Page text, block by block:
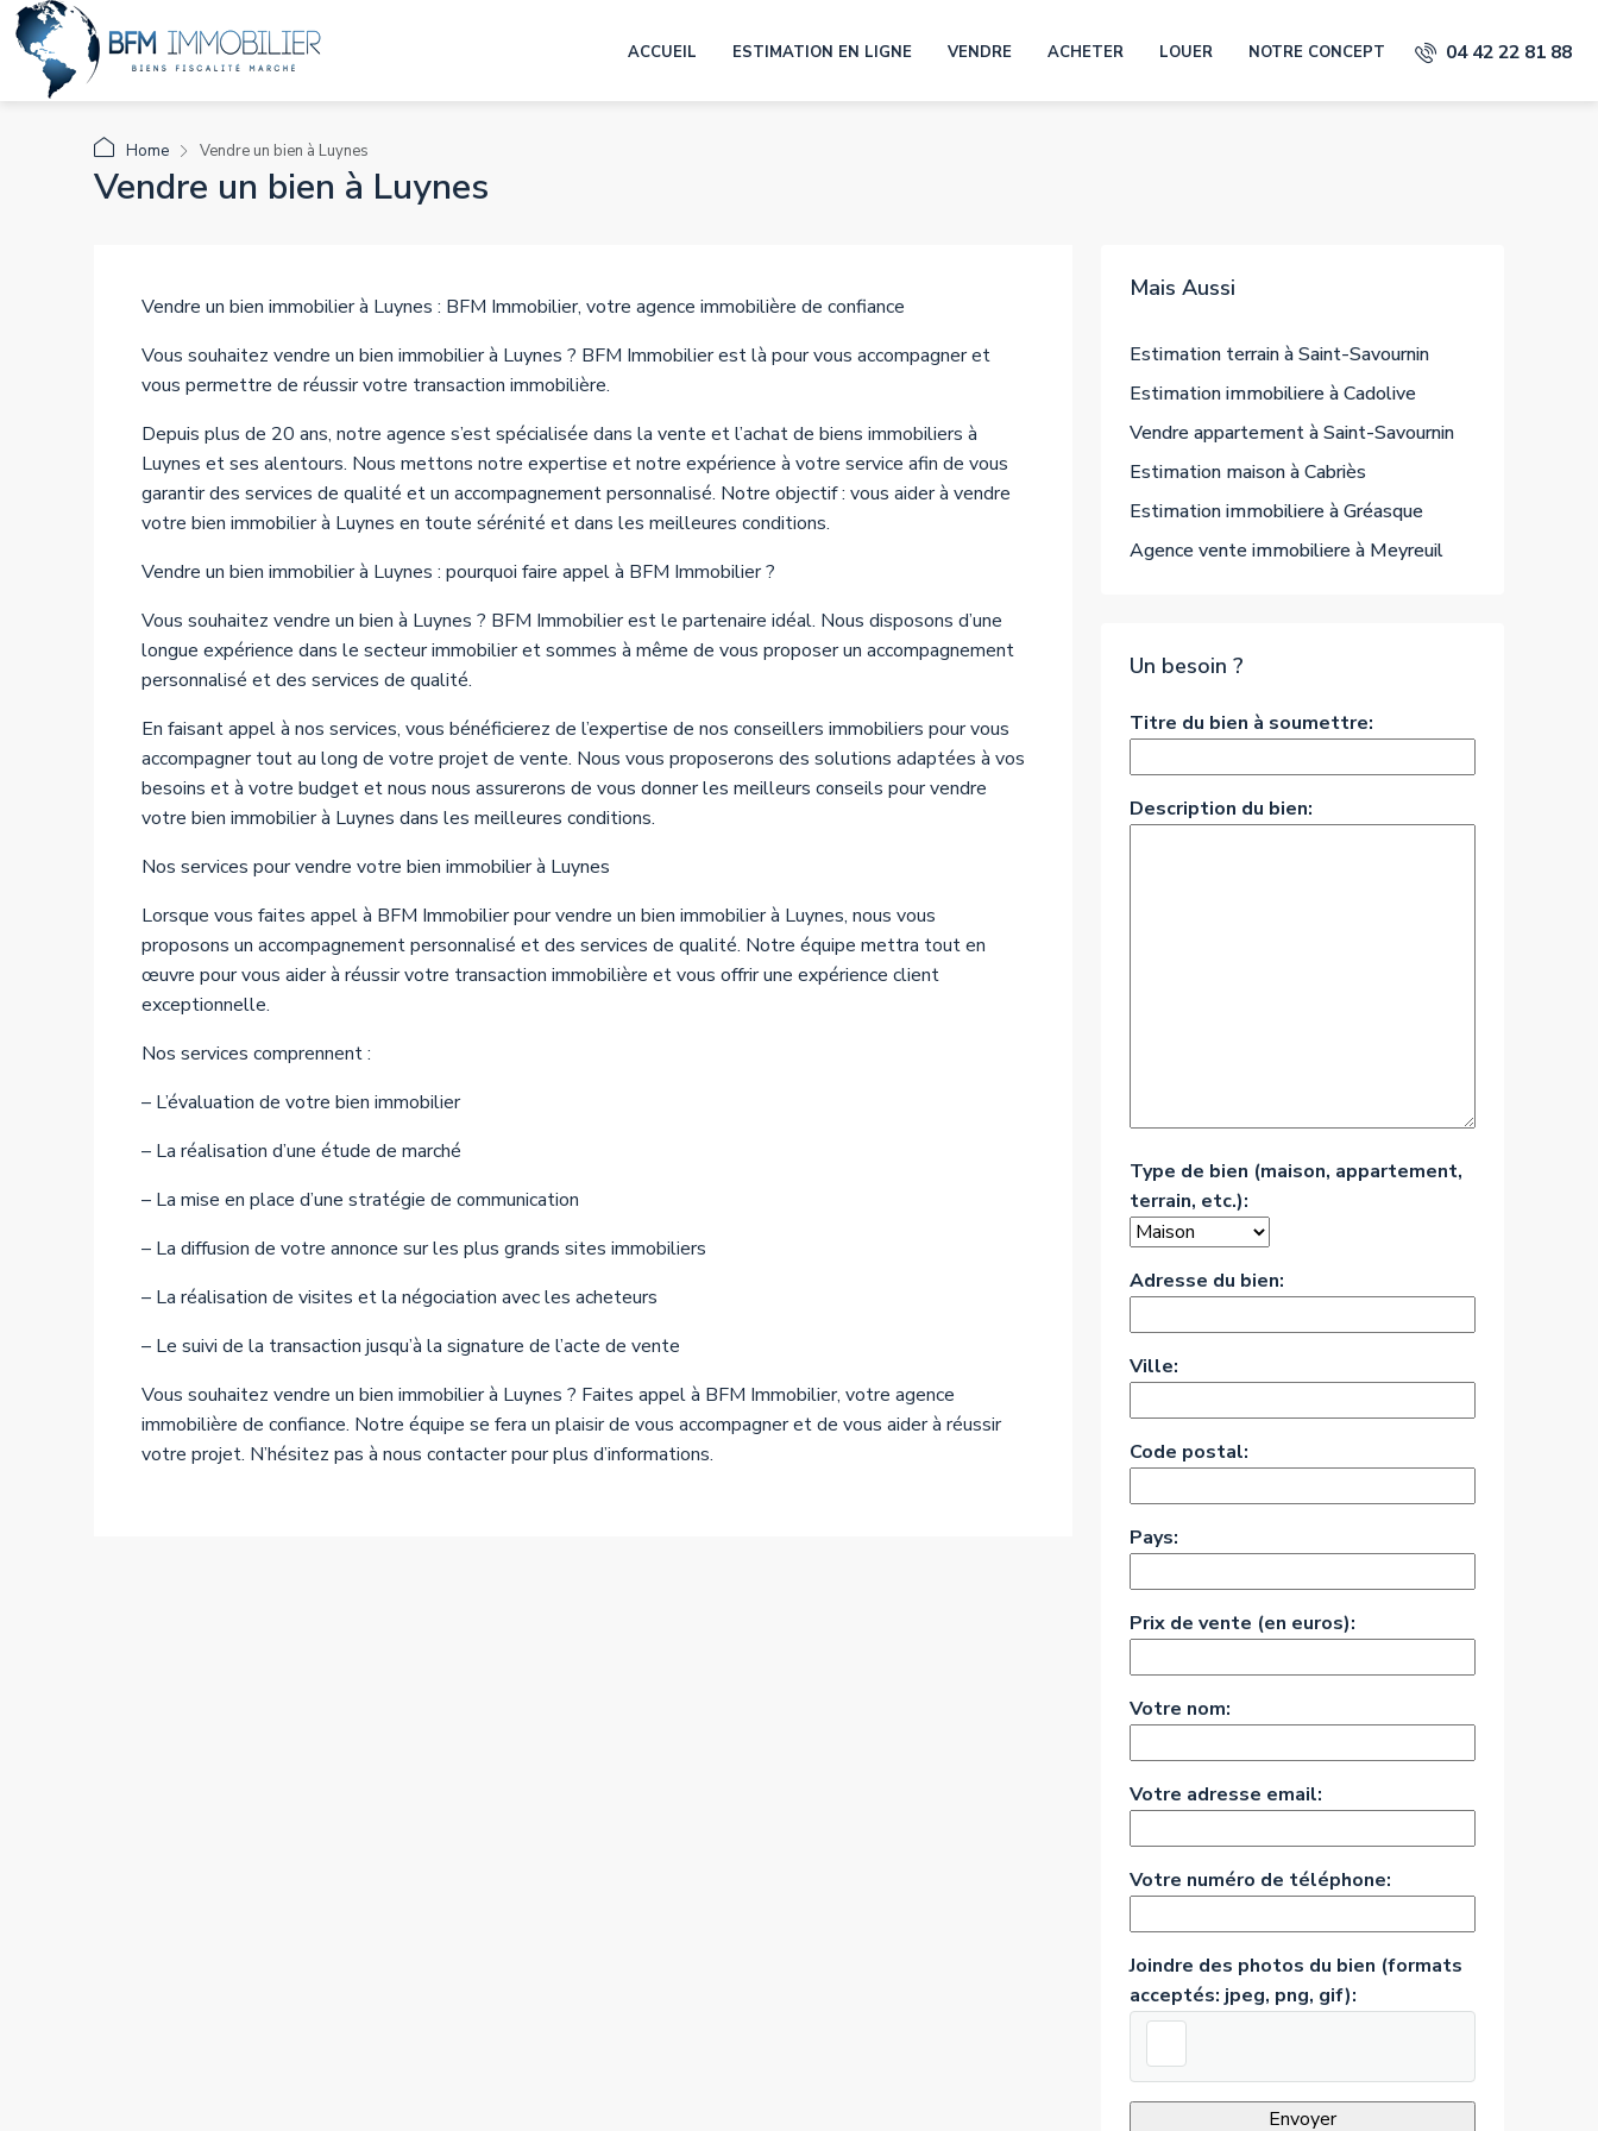
ACCUEIL ESTIMATION EN LIGNE VENDRE ACHETER LOUER NOTRE CONCEPT 04 42 22 81 88
Home Vendre un bien à Luynes
Vendre un bien à Luynes
Vendre un bien immobilier à Luynes : BFM Immobilier, votre agence immobilière de confiance
Vous souhaitez vendre un bien immobilier à Luynes ? BFM Immobilier est là pour vous accompagner et
vous permettre de réussir votre transaction immobilière.
Depuis plus de 20 ans, notre agence s’est spécialisée dans la vente et l’achat de biens immobiliers à
Luynes et ses alentours. Nous mettons notre expertise et notre expérience à votre service afin de vous
garantir des services de qualité et un accompagnement personnalisé. Notre objectif : vous aider à vendre
votre bien immobilier à Luynes en toute sérénité et dans les meilleures conditions.
Vendre un bien immobilier à Luynes : pourquoi faire appel à BFM Immobilier ?
Vous souhaitez vendre un bien à Luynes ? BFM Immobilier est le partenaire idéal. Nous disposons d’une
longue expérience dans le secteur immobilier et sommes à même de vous proposer un accompagnement
personnalisé et des services de qualité.
En faisant appel à nos services, vous bénéficierez de l’expertise de nos conseillers immobiliers pour vous
accompagner tout au long de votre projet de vente. Nous vous proposerons des solutions adaptées à vos
besoins et à votre budget et nous nous assurerons de vous donner les meilleurs conseils pour vendre
votre bien immobilier à Luynes dans les meilleures conditions.
Nos services pour vendre votre bien immobilier à Luynes
Lorsque vous faites appel à BFM Immobilier pour vendre un bien immobilier à Luynes, nous vous
proposons un accompagnement personnalisé et des services de qualité. Notre équipe mettra tout en
œuvre pour vous aider à réussir votre transaction immobilière et vous offrir une expérience client
exceptionnelle.
Nos services comprennent :
– L’évaluation de votre bien immobilier
– La réalisation d’une étude de marché
– La mise en place d’une stratégie de communication
– La diffusion de votre annonce sur les plus grands sites immobiliers
– La réalisation de visites et la négociation avec les acheteurs
– Le suivi de la transaction jusqu’à la signature de l’acte de vente
Vous souhaitez vendre un bien immobilier à Luynes ? Faites appel à BFM Immobilier, votre agence
immobilière de confiance. Notre équipe se fera un plaisir de vous accompagner et de vous aider à réussir
votre projet. N’hésitez pas à nous contacter pour plus d’informations.
Mais Aussi
Estimation terrain à Saint-Savournin
Estimation immobiliere à Cadolive
Vendre appartement à Saint-Savournin
Estimation maison à Cabriès
Estimation immobiliere à Gréasque
Agence vente immobiliere à Meyreuil
Un besoin ?
Titre du bien à soumettre:
Description du bien:
Type de bien (maison, appartement,
terrain, etc.):
Adresse du bien:
Ville:
Code postal:
Pays:
Prix de vente (en euros):
Votre nom:
Votre adresse email:
Votre numéro de téléphone:
Joindre des photos du bien (formats
acceptés: jpeg, png, gif):